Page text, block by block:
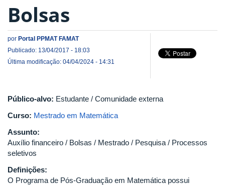
Bolsas
por Portal PPMAT FAMAT
Publicado: 13/04/2017 - 18:03
Última modificação: 04/04/2024 - 14:31
Público-alvo: Estudante / Comunidade externa
Curso: Mestrado em Matemática
Assunto:
Auxílio financeiro / Bolsas / Mestrado / Pesquisa / Processos
seletivos
Definições:
O Programa de Pós-Graduação em Matemática possui